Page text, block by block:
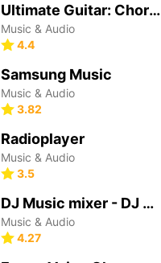
Ultimate Guitar: Chords & Tabs
Music & Audio
4.4
Samsung Music
Music & Audio
3.82
Radioplayer
Music & Audio
3.5
DJ Music mixer - DJ Mix Studio
Music & Audio
4.27